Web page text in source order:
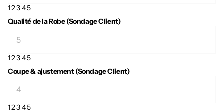
12345
Qualité de la Robe (Sondage Client)
12345
Coupe & ajustement (Sondage Client)
12345